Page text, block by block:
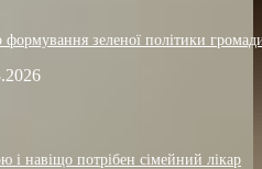
зеленої політики
і навіщо потрібен сімейний лікар